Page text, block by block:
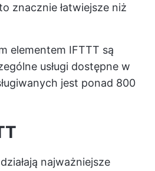
znacznie łatwiejsze niż
elementem IFTTT są
usługi dostępne w
jest ponad 800
najważniejsze